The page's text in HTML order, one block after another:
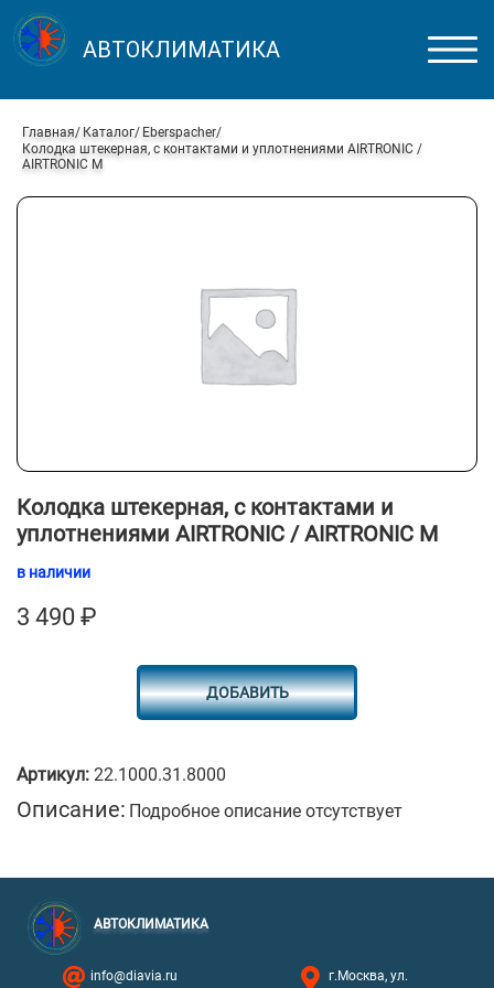
АВТОКЛИМАТИКА
Главная Каталог
Eberspacher
Колодка штекерная, с контактами и уплотнениями AIRTRONIC /
AIRTRONIC M
Колодка штекерная, с контактами и
уплотнениями AIRTRONIC / AIRTRONIC M
в наличии
3 490 ₽
ДОБАВИТЬ
Артикул: 22.1000.31.8000
Описание: Подробное описание отсутствует
АВТОКЛИМАТИКА
info@diavia.ru г.Москва, ул.